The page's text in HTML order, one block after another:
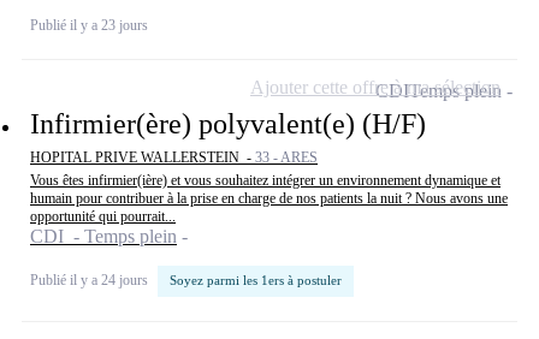
Publié il y a 23 jours
Infirmier(ère) polyvalent(e) (H/F)
HOPITAL PRIVE WALLERSTEIN - 33 - ARES
Vous êtes infirmier(ière) et vous souhaitez intégrer un environnement dynamique et
humain pour contribuer à la prise en charge de nos patients la nuit ? Nous avons une
opportunité qui pourrait...
CDI - Temps plein
Publié il y a 24 jours Soyez parmi les 1ers à postuler
CDITemps plein
Ajouter cette offre à ma sélection